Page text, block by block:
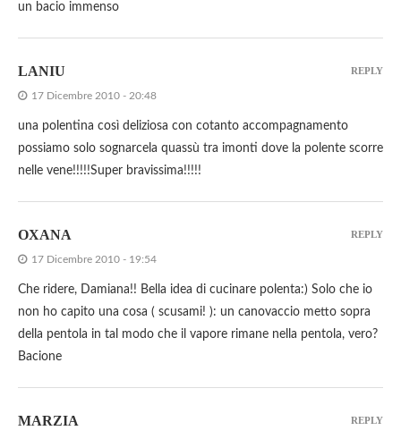
un bacio immenso
LANIU
17 Dicembre 2010 - 20:48
una polentina così deliziosa con cotanto accompagnamento
possiamo solo sognarcela quassù tra imonti dove la polente scorre
nelle vene!!!!!Super bravissima!!!!!
REPLY
OXANA
17 Dicembre 2010 - 19:54
Che ridere, Damiana!! Bella idea di cucinare polenta:) Solo che io
non ho capito una cosa ( scusami! ): un canovaccio metto sopra
della pentola in tal modo che il vapore rimane nella pentola, vero?
Bacione
REPLY
MARZIA REPLY